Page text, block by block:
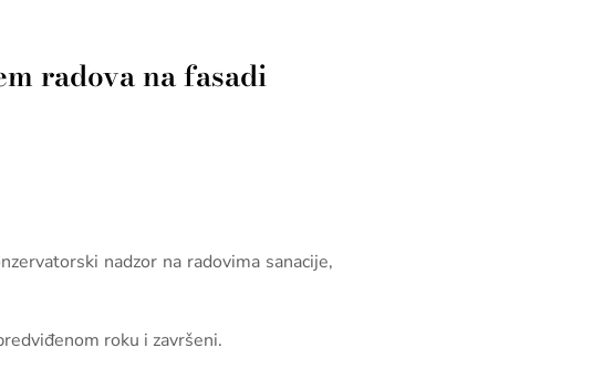
radova na fasadi
nadzor na radovima sanacije,
roku i završeni.